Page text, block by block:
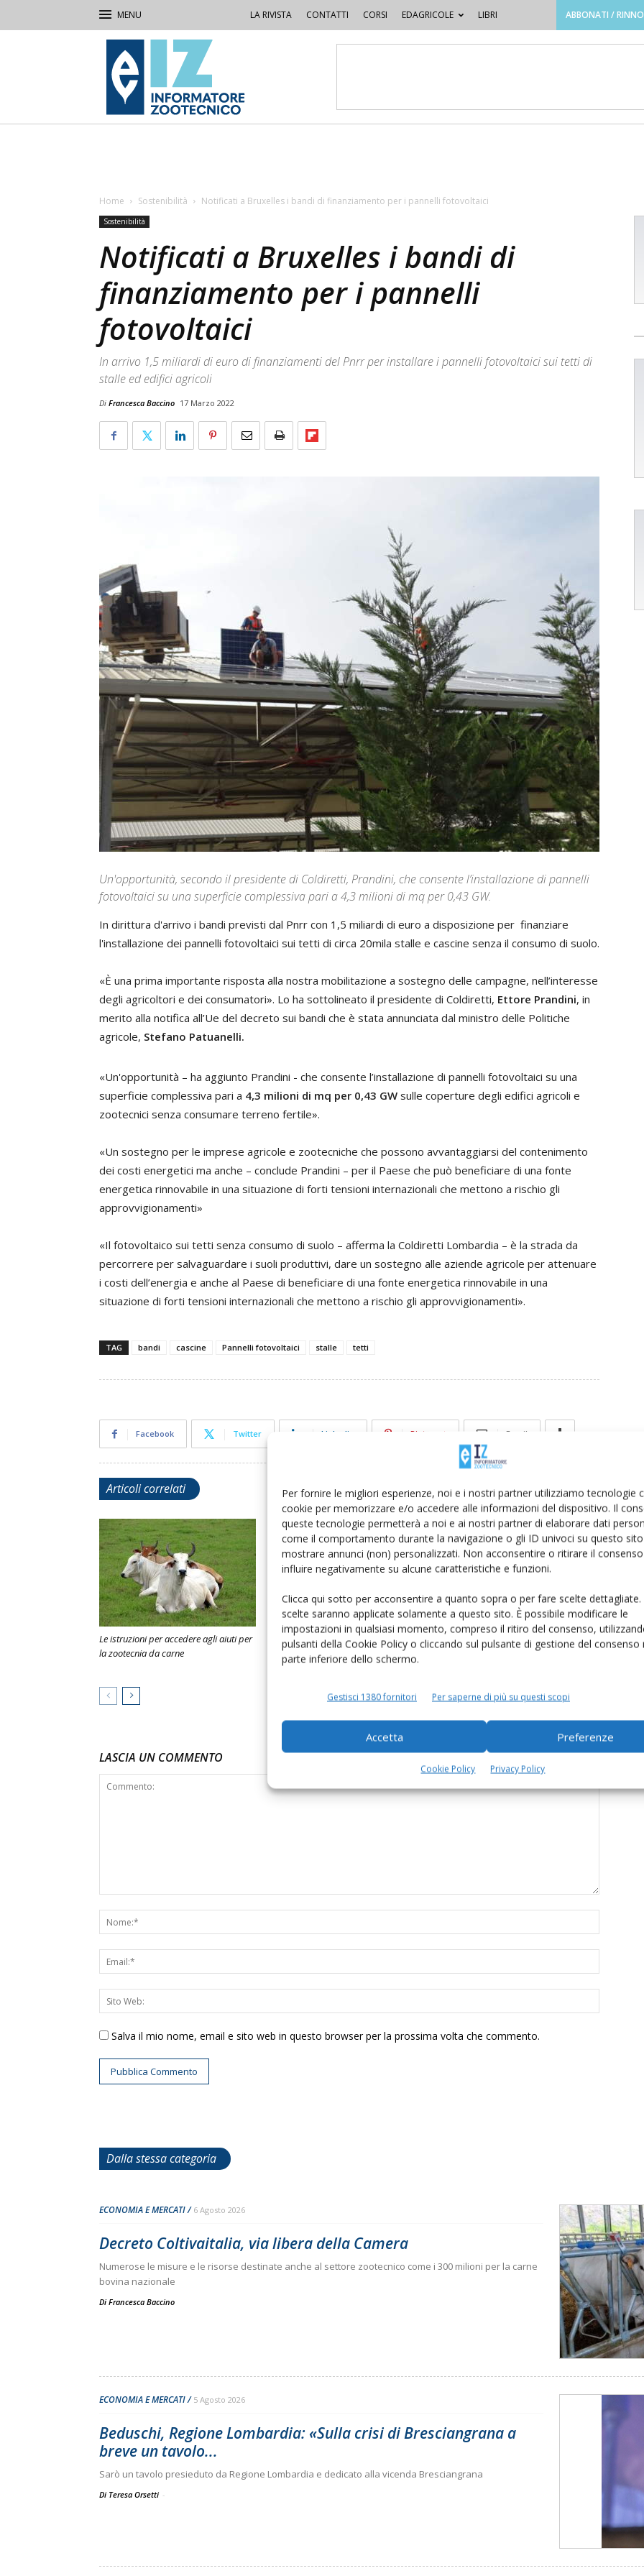
Per fornire le migliori esperienze, noi e i nostri partner utilizziamo tecnologie
cookie per memorizzare e/o accedere alle informazioni del dispositivo. Il
queste tecnologie permetterà a noi e ai nostri partner di elaborare dati
come il comportamento durante la navigazione o gli ID univoci su questo
mostrare annunci (non) personalizzati. Non acconsentire o ritirare il
influire negativamente su alcune caratteristiche e funzioni.
Clicca qui sotto per acconsentire a quanto sopra o per fare scelte dettagliate.
scelte saranno applicate solamente a questo sito. È possibile modificare le
impostazioni in qualsiasi momento, compreso il ritiro del consenso,
pulsanti della Cookie Policy o cliccando sul pulsante di gestione del consenso
parte inferiore dello schermo.
Gestisci 1380 fornitori Per saperne di più su questi scopi
Accetta Preferenze
Cookie Policy Privacy Policy
LA RIVISTA CONTATTI CORSI EDAGRICOLE LIBRI ABBONATI /
IZ
Informatore
Zootecnico
Home Sostenibilità Notificati a Bruxelles i bandi di finanziamento per i pannelli fotovoltaici
Sostenibilità
Notificati a Bruxelles i bandi di
finanziamento per i pannelli
fotovoltaici
In arrivo 1,5 miliardi di euro di finanziamenti del Pnrr per installare i pannelli fotovoltaici sui tetti di
stalle ed edifici agricoli
Di Francesca Baccino 17 Marzo 2022
Un'opportunità, secondo il presidente di Coldiretti, Prandini, che consente l’installazione di pannelli
fotovoltaici su una superficie complessiva pari a 4,3 milioni di mq per 0,43 GW.
In dirittura d'arrivo i bandi previsti dal Pnrr con 1,5 miliardi di euro a disposizione per finanziare
l'installazione dei pannelli fotovoltaici sui tetti di circa 20mila stalle e cascine senza il consumo di suolo.
«È una prima importante risposta alla nostra mobilitazione a sostegno delle campagne, nell’interesse
degli agricoltori e dei consumatori». Lo ha sottolineato il presidente di Coldiretti, Ettore Prandini, in
merito alla notifica all’Ue del decreto sui bandi che è stata annunciata dal ministro delle Politiche
agricole, Stefano Patuanelli.
«Un'opportunità – ha aggiunto Prandini - che consente l’installazione di pannelli fotovoltaici su una
superficie complessiva pari a 4,3 milioni di mq per 0,43 GW sulle coperture degli edifici agricoli e
zootecnici senza consumare terreno fertile».
«Un sostegno per le imprese agricole e zootecniche che possono avvantaggiarsi del contenimento
dei costi energetici ma anche – conclude Prandini – per il Paese che può beneficiare di una fonte
energetica rinnovabile in una situazione di forti tensioni internazionali che mettono a rischio gli
approvvigionamenti»
«Il fotovoltaico sui tetti senza consumo di suolo – afferma la Coldiretti Lombardia – è la strada da
percorrere per salvaguardare i suoli produttivi, dare un sostegno alle aziende agricole per attenuare
i costi dell’energia e anche al Paese di beneficiare di una fonte energetica rinnovabile in una
situazione di forti tensioni internazionali che mettono a rischio gli approvvigionamenti».
TAG bandi cascine Pannelli fotovoltaici stalle tetti
Facebook Twitter Linkedin Pinterest Email
Articoli correlati
Le istruzioni per accedere agli aiuti per
la zootecnia da carne
Fotovoltaico sui tetti, oltre 15mila
aziende agricole finanziate con 1,5
miliardi
«Servono misure urgenti per salvare il
settore lattiero-caseario»
LASCIA UN COMMENTO
Salva il mio nome, email e sito web in questo browser per la prossima volta che commento.
Dalla stessa categoria
ECONOMIA E MERCATI 6 Agosto 2026
Decreto Coltivaitalia, via libera della Camera
Numerose le misure e le risorse destinate anche al settore zootecnico come i 300 milioni per la carne
bovina nazionale
Di Francesca Baccino
ECONOMIA E MERCATI 5 Agosto 2026
Beduschi, Regione Lombardia: «Sulla crisi di Bresciangrana a
breve un tavolo...
Sarò un tavolo presieduto da Regione Lombardia e dedicato alla vicenda Bresciangrana
Di Teresa Orsetti -